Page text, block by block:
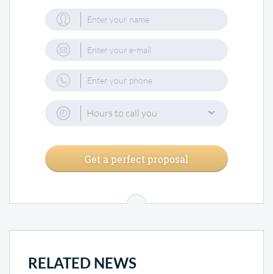
Hours to call you
Get a perfect proposal
RELATED NEWS